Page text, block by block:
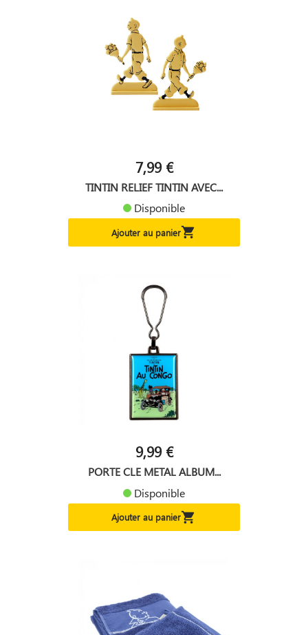
7,99 €
TINTIN RELIEF TINTIN AVEC...
Disponible
Ajouter au panier
9,99 €
PORTE CLE METAL ALBUM...
Disponible
Ajouter au panier